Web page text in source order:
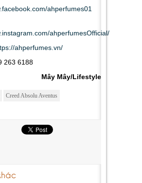
ahperfumes01
ahperfumesOfficial/
ahperfumes.vn/
263 6188
Mây Mây/Lifestyle
Creed Absolu Aventus